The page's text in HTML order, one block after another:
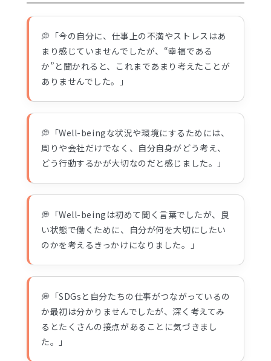
💭「今の自分に、仕事上の不満やストレスはあ
まり感じていませんでしたが、“幸福である
か”と聞かれると、これまであまり考えたことが
ありませんでした。」
💭「Well-beingな状況や環境にするためには、
周りや会社だけでなく、自分自身がどう考え、
どう行動するかが大切なのだと感じました。」
💭「Well-beingは初めて聞く言葉でしたが、良
い状態で働くために、自分が何を大切にしたい
のかを考えるきっかけになりました。」
💭「SDGsと自分たちの仕事がつながっているの
か最初は分かりませんでしたが、深く考えてみ
るとたくさんの接点があることに気づきまし
た。」